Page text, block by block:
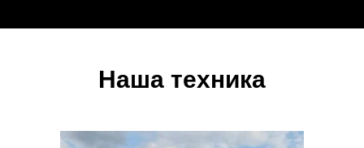
Наша техника